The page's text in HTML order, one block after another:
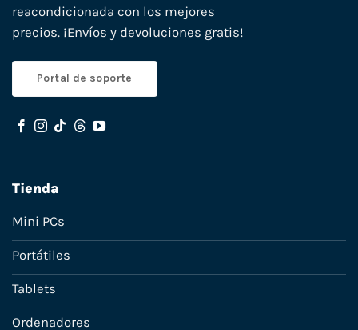
reacondicionada con los mejores
precios. ¡Envíos y devoluciones gratis!
Portal de soporte
Tienda
Mini PCs
Portátiles
Tablets
Ordenadores